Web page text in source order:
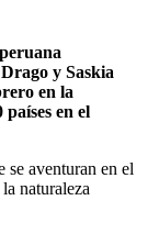
y Saskia
en la
en el
se aventuran en el
naturaleza